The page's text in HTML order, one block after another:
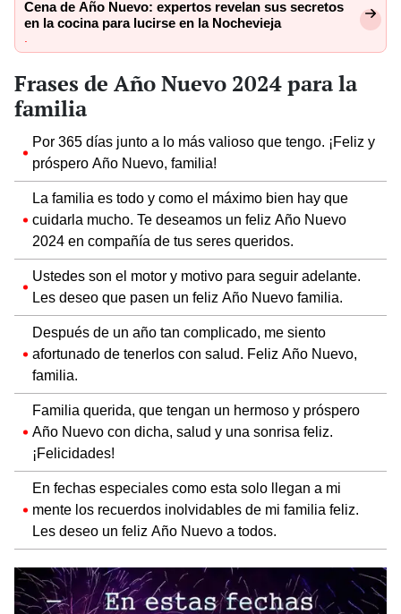
Cena de Año Nuevo: expertos revelan sus secretos
en la cocina para lucirse en la Nochevieja
Frases de Año Nuevo 2024 para la
familia
Por 365 días junto a lo más valioso que tengo. ¡Feliz y
próspero Año Nuevo, familia!
La familia es todo y como el máximo bien hay que
cuidarla mucho. Te deseamos un feliz Año Nuevo
2024 en compañía de tus seres queridos.
Ustedes son el motor y motivo para seguir adelante.
Les deseo que pasen un feliz Año Nuevo familia.
Después de un año tan complicado, me siento
afortunado de tenerlos con salud. Feliz Año Nuevo,
familia.
Familia querida, que tengan un hermoso y próspero
Año Nuevo con dicha, salud y una sonrisa feliz.
¡Felicidades!
En fechas especiales como esta solo llegan a mi
mente los recuerdos inolvidables de mi familia feliz.
Les deseo un feliz Año Nuevo a todos.